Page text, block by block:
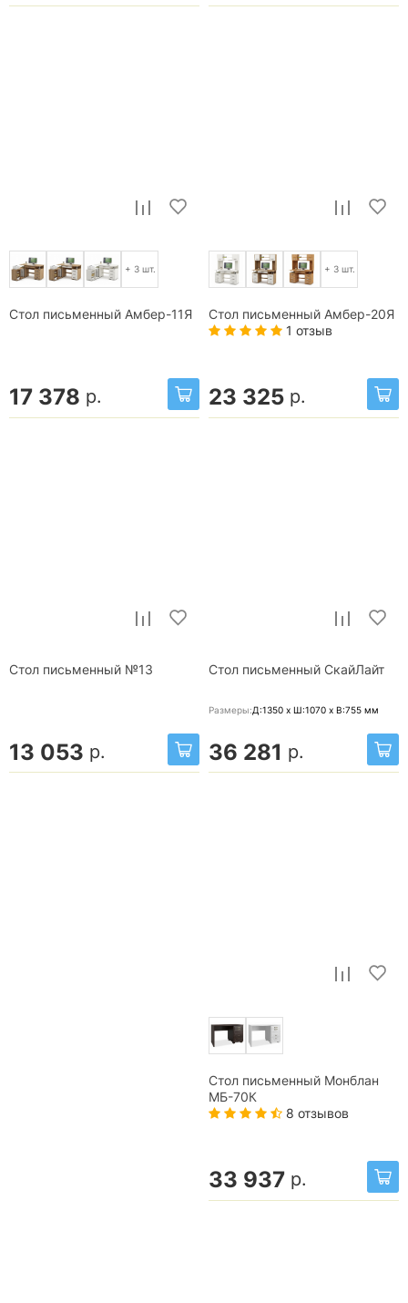
+ 3 шт.
Стол письменный Амбер-11Я
17 378 р.
+ 3 шт.
Стол письменный Амбер-20Я
1 отзыв
23 325 р.
Стол письменный №13
13 053 р.
Стол письменный СкайЛайт
Размеры:Д:1350 x Ш:1070 x В:755 мм
36 281 р.
Стол письменный Монблан
МБ-70К
8 отзывов
33 937 р.